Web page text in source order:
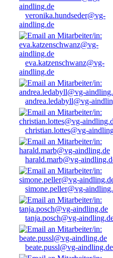
veronika.hundseder@vg-
aindling.de
eva.katzenschwanz@vg-
aindling.de
andrea.ledabyll@vg-
christian.lottes@vg-
harald.marb@vg-
simone.peller@vg-
tanja.posch@vg-
beate.pussl@vg-aindling.de